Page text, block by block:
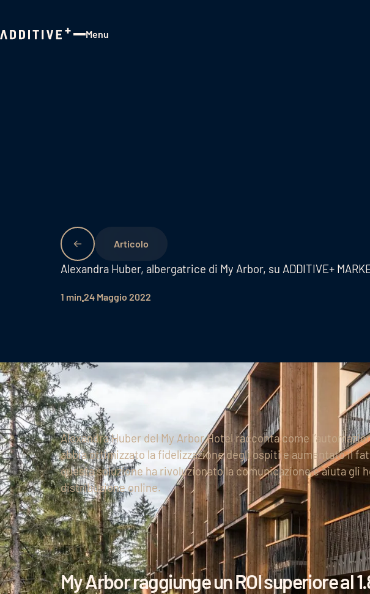
Menu
Alexandra Huber, albergatrice di My Arbor, su ADDITIVE+
1 min 24 Maggio 2022
Alexandra Huber del My Arbor Hotel racconta come
abbia ottimizzato la fidelizzazione degli ospiti e aumentato il
questa soluzione ha rivoluzionato la comunicazione e aiuta gli
distribuzione online.
My Arbor raggiunge un ROI superiore al